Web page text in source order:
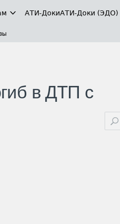
АТИ-ДокиАТИ-Доки (ЭДО)
в ДТП с